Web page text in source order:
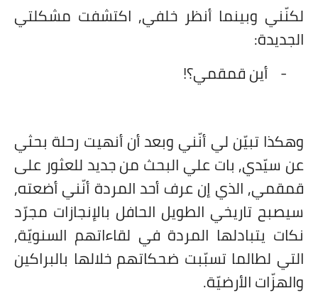
لكنّني وبينما أنظر خلفي, اكتشفت مشكلتي
الجديدة:
- أين قمقمي؟!
وهكذا تبيّن لي أنّني وبعد أن أنهيت رحلة بحثي
عن سيّدي, بات علي البحث من جديد للعثور على
قمقمي, الذي إن عرف أحد المردة أنّني أضعته,
سيصبح تاريخي الطويل الحافل بالإنجازات مجرّد
نكات يتبادلها المردة في لقاءاتهم السنويّة,
التي لطالما تسبّبت ضحكاتهم خلالها بالبراكين
والهزّات الأرضيّة.